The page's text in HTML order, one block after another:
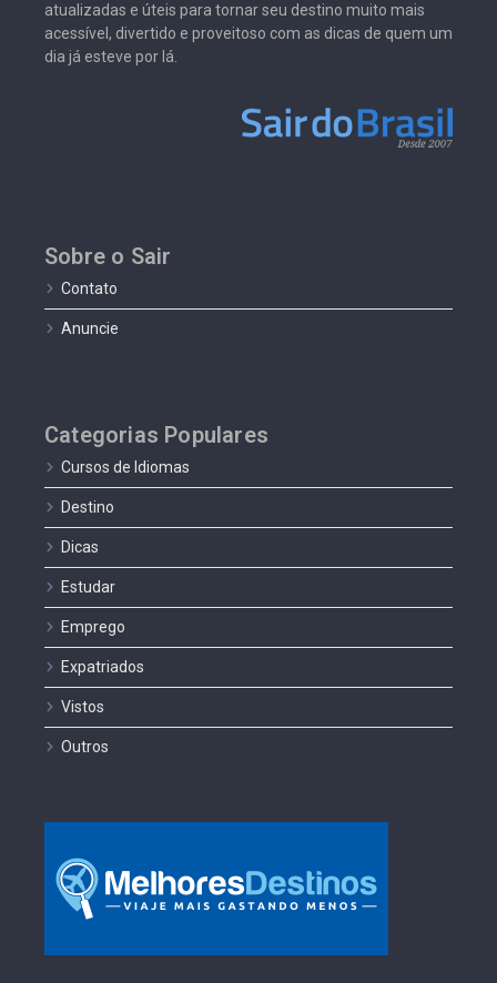
atualizadas e úteis para tornar seu destino muito mais
acessível, divertido e proveitoso com as dicas de quem um
dia já esteve por lá.
Sobre o Sair
Contato
Anuncie
Categorias Populares
Cursos de Idiomas
Destino
Dicas
Estudar
Emprego
Expatriados
Vistos
Outros